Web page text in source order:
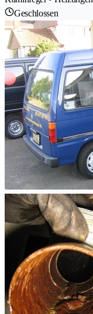
Geschlossen